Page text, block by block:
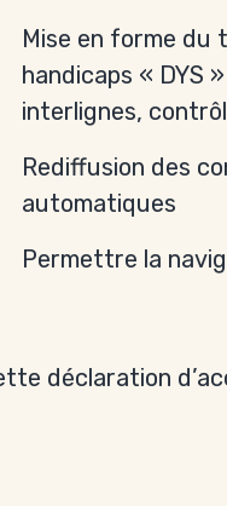
Mise en forme
handicaps « DYS
interlignes,
Rediffusion des
automatiques
Permettre la
déclaration